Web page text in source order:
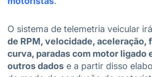
O sistema de telemetria veicular irá
de RPM, velocidade, aceleração,
curva, paradas com motor ligado
outros dados e a partir disso